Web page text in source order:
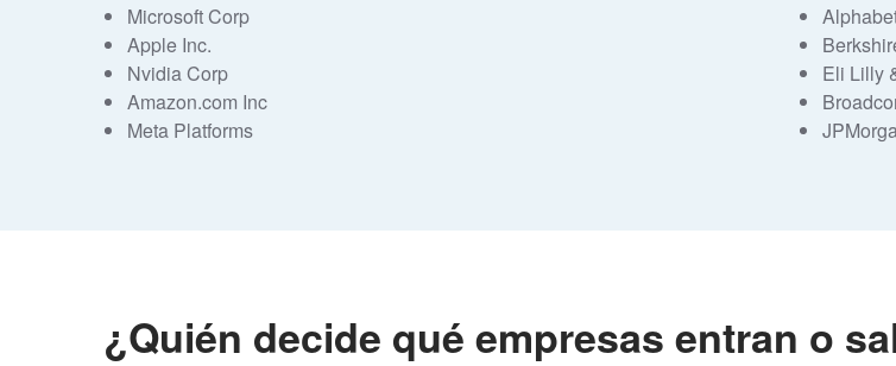
Microsoft Corp
Apple Inc.
Nvidia Corp
Amazon.com Inc
Meta Platforms
Eli Lilly
¿Quién decide qué empresas entran o